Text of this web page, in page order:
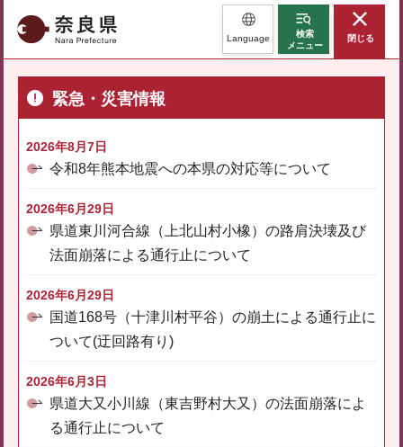
奈良県 Language
検索
メニュー
閉じる
緊急・災害情報
2026年8月7日
令和8年熊本地震への本県の対応等について
2026年6月29日
県道東川河合線（上北山村小橡）の路肩決壊及び
法面崩落による通行止について
2026年6月29日
国道168号（十津川村平谷）の崩土による通行止に
ついて(迂回路有り)
2026年6月3日
県道大又小川線（東吉野村大又）の法面崩落によ
る通行止について